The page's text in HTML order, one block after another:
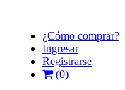
¿Cómo comprar?
Ingresar
Registrarse
(0)